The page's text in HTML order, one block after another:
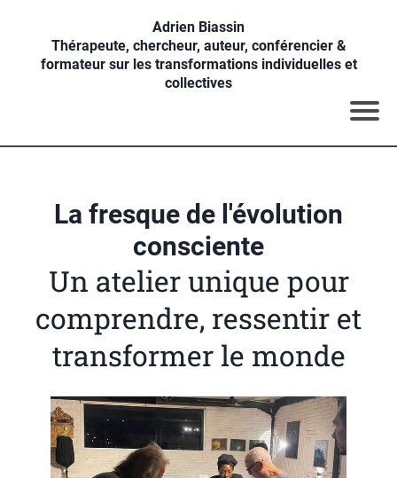
Adrien Biassin
Thérapeute, chercheur, auteur, conférencier &
formateur sur les transformations individuelles et
collectives
La fresque de l'évolution
consciente
Un atelier unique pour
comprendre, ressentir et
transformer le monde